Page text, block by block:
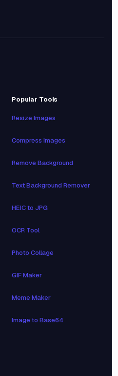
Popular Tools
Resize Images
Compress Images
Remove Background
Text Background Remover
HEIC to JPG
OCR Tool
Photo Collage
GIF Maker
Meme Maker
Image to Base64